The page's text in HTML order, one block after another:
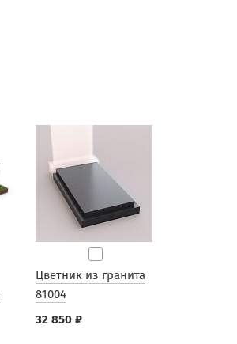
Цветник из гранита
81004
32 850 ₽